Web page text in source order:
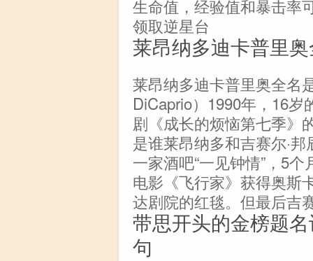
生命值，经验值和暴击率
领取逆星台
莱昂纳多迪卡普里
莱昂纳多迪卡普里奥全名
DiCaprio）1990年，16岁
剧《成长的烦恼第七季》
是谁莱昂纳多和吉赛尔·
一家酒吧“一见钟情”，5
电影《飞行家》获得奥斯
达剧院的红毯。但最后吉
带思开头的金榜题
句